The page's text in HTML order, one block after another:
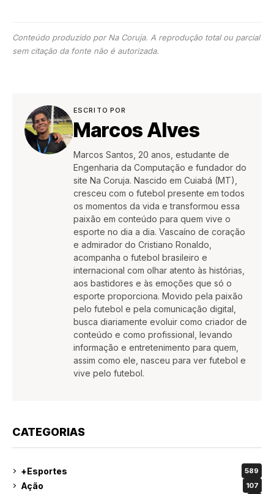
Conteúdo produzido por Na Coruja. A reprodução total ou parcial
sem citação da fonte não é autorizada.
ESCRITO POR
Marcos Alves
Marcos Santos, 20 anos, estudante de
Engenharia da Computação e fundador do
site Na Coruja. Nascido em Cuiabá (MT),
cresceu com o futebol presente em todos
os momentos da vida e transformou essa
paixão em conteúdo para quem vive o
esporte no dia a dia. Vascaíno de coração
e admirador do Cristiano Ronaldo,
acompanha o futebol brasileiro e
internacional com olhar atento às histórias,
aos bastidores e às emoções que só o
esporte proporciona. Movido pela paixão
pelo futebol e pela comunicação digital,
busca diariamente evoluir como criador de
conteúdo e como profissional, levando
informação e entretenimento para quem,
assim como ele, nasceu para ver futebol e
vive pelo futebol.
CATEGORIAS
+Esportes 589
Ação 107